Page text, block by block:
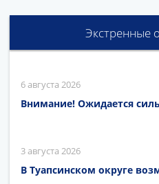
Экстренные
6 августа 2026
Внимание! Ожидается
3 августа 2026
В Туапсинском округе